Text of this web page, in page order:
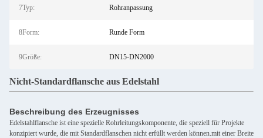
7Typ: Rohranpassung
8Form: Runde Form
9Größe: DN15-DN2000
Nicht-Standardflansche aus Edelstahl
Beschreibung des Erzeugnisses
Edelstahlflansche ist eine spezielle Rohrleitungskomponente, die speziell für Projekte
konzipiert wurde, die mit Standardflanschen nicht erfüllt werden können.mit einer Breite